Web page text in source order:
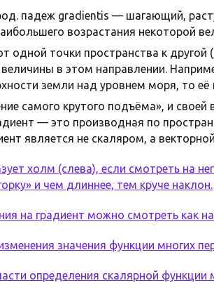
падеж gradientis — шагающий,
возрастания некоторой
одной точки пространства к другой (
в этом направлении.
земли над уровнем моря, то
самого крутого подъёма», и своей
— это производная по
является не скаляром, а
холм (слева), если смотреть на
и чем длиннее, тем круче наклон.
на градиент можно смотреть как
значения функции многих
определения скалярной